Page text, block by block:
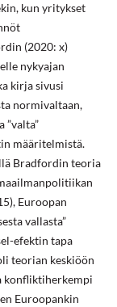
kun yritykset
(2020: x)
nykyajan
kirja sivusi
normivaltaan,
”valta”
määritelmistä.
Bradfordin teoria
Euroopan
vallasta”
efektin tapa
teorian keskiöön
konfliktiherkempi
Euroopankin